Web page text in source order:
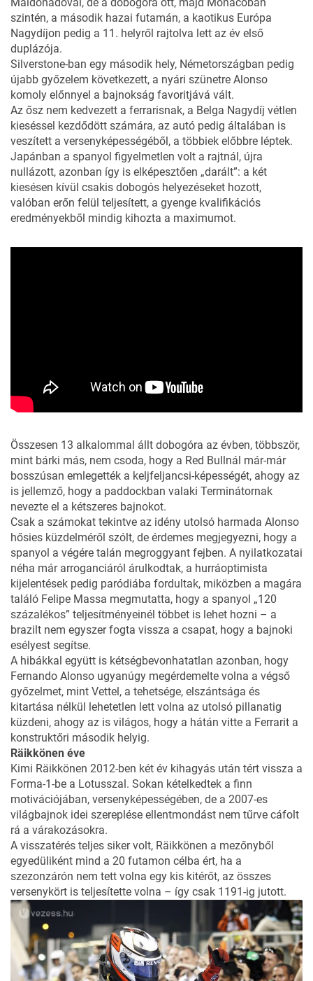
szintén, a második hazai futamán, a kaotikus Európa
Nagydíjon pedig a 11. helyről rajtolva lett az év első
duplázója.
Silverstone-ban egy második hely, Németországban pedig
újabb győzelem következett, a nyári szünetre Alonso
komoly előnnyel a bajnokság favoritjává vált.
Az ősz nem kedvezett a ferrarisnak, a Belga Nagydíj vétlen
kieséssel kezdődött számára, az autó pedig általában is
veszített a versenyképességéből, a többiek előbbre léptek.
Japánban a spanyol figyelmetlen volt a rajtnál, újra
nullázott, azonban így is elképesztően „darált”: a két
kiesésen kívül csakis dobogós helyezéseket hozott,
valóban erőn felül teljesített, a gyenge kvalifikációs
eredményekből mindig kihozta a maximumot.
Összesen 13 alkalommal állt dobogóra az évben, többször,
mint bárki más, nem csoda, hogy a Red Bullnál már-már
bosszúsan emlegették a keljfeljancsi-képességét, ahogy az
is jellemző, hogy a paddockban valaki Terminátornak
nevezte el a kétszeres bajnokot.
Csak a számokat tekintve az idény utolsó harmada Alonso
hősies küzdelméről szólt, de érdemes megjegyezni, hogy a
spanyol a végére talán megroggyant fejben. A nyilatkozatai
néha már arroganciáról árulkodtak, a hurráoptimista
kijelentések pedig paródiába fordultak, miközben a magára
találó Felipe Massa megmutatta, hogy a spanyol „120
százalékos” teljesítményeinél többet is lehet hozni – a
brazilt nem egyszer fogta vissza a csapat, hogy a bajnoki
esélyest segítse.
A hibákkal együtt is kétségbevonhatatlan azonban, hogy
Fernando Alonso ugyanúgy megérdemelte volna a végső
győzelmet, mint Vettel, a tehetsége, elszántsága és
kitartása nélkül lehetetlen lett volna az utolsó pillanatig
küzdeni, ahogy az is világos, hogy a hátán vitte a Ferrarit a
konstruktőri második helyig.
Räikkönen éve
Kimi Räikkönen 2012-ben két év kihagyás után tért vissza a
Forma-1-be a Lotusszal. Sokan kételkedtek a finn
motivációjában, versenyképességében, de a 2007-es
világbajnok idei szereplése ellentmondást nem tűrve cáfolt
rá a várakozásokra.
A visszatérés teljes siker volt, Räikkönen a mezőnyből
egyedüliként mind a 20 futamon célba ért, ha a
szezonzárón nem tett volna egy kis kitérőt, az összes
versenykört is teljesítette volna – így csak 1191-ig jutott.